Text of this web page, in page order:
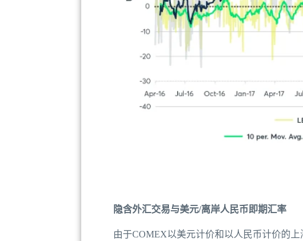
隐含外汇交易与美元/离岸人民币即期汇率
由于COMEX以美元计价和以人民币计价的